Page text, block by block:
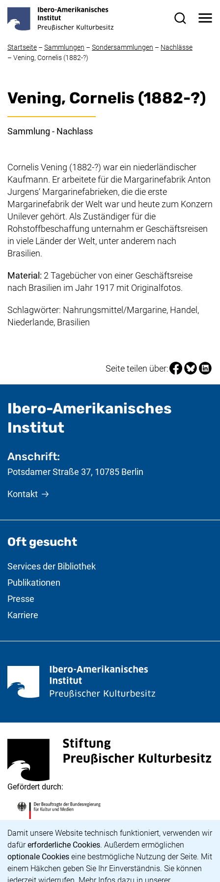
Damit unsere Website technisch funktioniert, verwenden wir
dafürerforderliche Cookies. Außerdem ermöglichen
optionale Cookies eine bestmögliche Nutzung der Seite. Mit
einem Häkchen geben Sie Ihr Einverständnis. Sie können
Startseite – Sammlungen – Sondersammlungen – Nachlässe
– Vening, Cornelis (1882-?)
Vening, Cornelis (1882-?)
Sammlung - Nachlass
Cornelis Vening (1882-?) war ein niederländischer
Kaufmann. Er arbeitete für die Margarinefabrik Anton
Jurgens‘ Margarinefabrieken, die die erste
Margarinefabrik der Welt war und heute zum Konzern
Unilever gehört. Als Zuständiger für die
Rohstoffbeschaffung unternahm er Geschäftsreisen
in viele Länder der Welt, unter anderem nach
Brasilien.
Material: 2 Tagebücher von einer Geschäftsreise
nach Brasilien im Jahr 1917 mit Originalfotos.
Schlagwörter: Nahrungsmittel/Margarine, Handel,
Niederlande, Brasilien
Seite teilen über:Seite über
Seite
Ibero-Amerikanisches
Institut- nützliche
Anschrift:
Potsdamer Straße 37, 10785 Berlin
Kontakt
Oft gesucht
Services der Bibliothek
Publikationen
Presse
Karriere
Stiftung Preußischer Kulturbesitz
(externer Link, öffnet neues Fenster)
Gefördert durch:
Karriere
Barrierefreiheit